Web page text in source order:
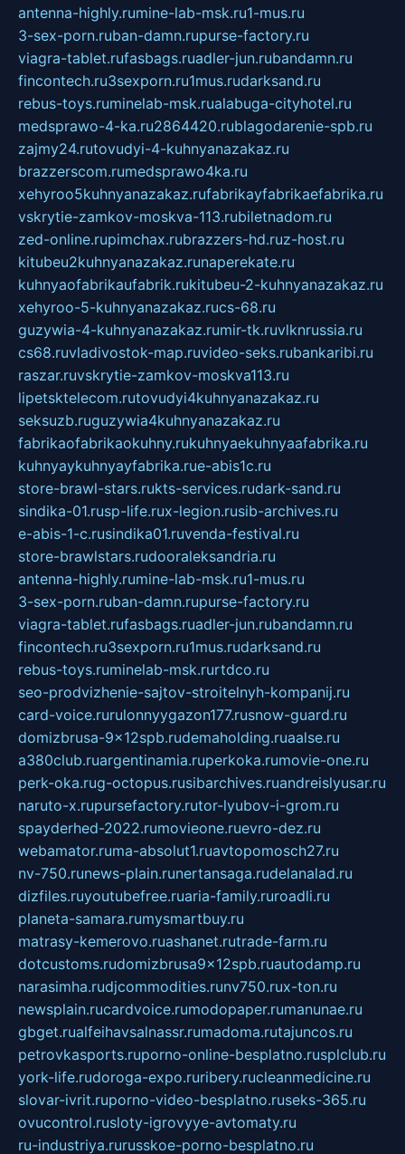
antenna-highly.rumine-lab-msk.ru1-mus.ru
3-sex-porn.ruban-damn.rupurse-factory.ru
viagra-tablet.rufasbags.ruadler-jun.rubandamn.ru
fincontech.ru3sexporn.ru1mus.rudarksand.ru
rebus-toys.ruminelab-msk.rualabuga-cityhotel.ru
medsprawo-4-ka.ru2864420.rublagodarenie-spb.ru
zajmy24.rutovudyi-4-kuhnyanazakaz.ru
brazzerscom.rumedsprawo4ka.ru
xehyroo5kuhnyanazakaz.rufabrikayfabrikaefabrika.ru
vskrytie-zamkov-moskva-113.rubiletnadom.ru
zed-online.rupimchax.rubrazzers-hd.ruz-host.ru
kitubeu2kuhnyanazakaz.runaperekate.ru
kuhnyaofabrikaufabrik.rukitubeu-2-kuhnyanazakaz.ru
xehyroo-5-kuhnyanazakaz.rucs-68.ru
guzywia-4-kuhnyanazakaz.rumir-tk.ruvlknrussia.ru
cs68.ruvladivostok-map.ruvideo-seks.rubankaribi.ru
raszar.ruvskrytie-zamkov-moskva113.ru
lipetsktelecom.rutovudyi4kuhnyanazakaz.ru
seksuzb.ruguzywia4kuhnyanazakaz.ru
fabrikaofabrikaokuhny.rukuhnyaekuhnyaafabrika.ru
kuhnyaykuhnyayfabrika.rue-abis1c.ru
store-brawl-stars.rukts-services.rudark-sand.ru
sindika-01.rusp-life.rux-legion.rusib-archives.ru
e-abis-1-c.rusindika01.ruvenda-festival.ru
store-brawlstars.rudooraleksandria.ru
antenna-highly.rumine-lab-msk.ru1-mus.ru
3-sex-porn.ruban-damn.rupurse-factory.ru
viagra-tablet.rufasbags.ruadler-jun.rubandamn.ru
fincontech.ru3sexporn.ru1mus.rudarksand.ru
rebus-toys.ruminelab-msk.rurtdco.ru
seo-prodvizhenie-sajtov-stroitelnyh-kompanij.ru
card-voice.rurulonnyygazon177.rusnow-guard.ru
domizbrusa-9x12spb.rudemaholding.ruaalse.ru
a380club.ruargentinamia.ruperkoka.rumovie-one.ru
perk-oka.rug-octopus.rusibarchives.ruandreislyusar.ru
naruto-x.rupursefactory.rutor-lyubov-i-grom.ru
spayderhed-2022.rumovieone.ruevro-dez.ru
webamator.ruma-absolut1.ruavtopomosch27.ru
nv-750.runews-plain.runertansaga.rudelanalad.ru
dizfiles.ruyoutubefree.ruaria-family.ruroadli.ru
planeta-samara.rumysmartbuy.ru
matrasy-kemerovo.ruashanet.rutrade-farm.ru
dotcustoms.rudomizbrusa9x12spb.ruautodamp.ru
narasimha.rudjcommodities.runv750.rux-ton.ru
newsplain.rucardvoice.rumodopaper.rumanunae.ru
gbget.rualfeihavsalnassr.rumadoma.rutajuncos.ru
petrovkasports.ruporno-online-besplatno.rusplclub.ru
york-life.rudoroga-expo.ruribery.rucleanmedicine.ru
slovar-ivrit.ruporno-video-besplatno.ruseks-365.ru
ovucontrol.rusloty-igrovyye-avtomaty.ru
ru-industriya.rurusskoe-porno-besplatno.ru